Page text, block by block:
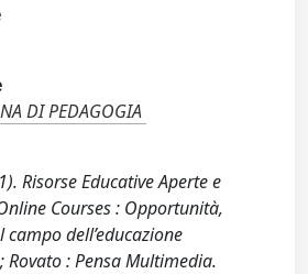
DI PEDAGOGIA
Risorse Educative Aperte e
Courses : Opportunità,
dell’educazione
Rovato : Pensa Multimedia.